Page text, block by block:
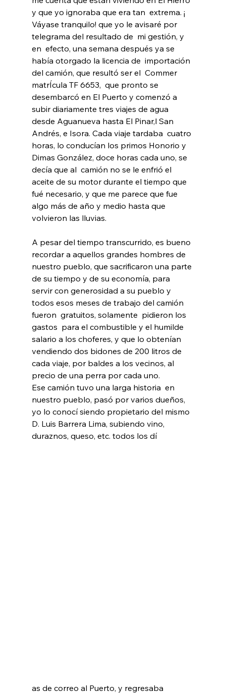
y que yo ignoraba que era tan  extrema. ¡
Váyase tranquilo! que yo le avisaré por
telegrama del resultado de  mi gestión, y
en  efecto, una semana después ya se
había otorgado la licencia de  importación
del camión, que resultó ser el  Commer
matrÍcula TF 6653,  que pronto se
desembarcó en El Puerto y comenzó a
subir diariamente tres viajes de agua
desde Aguanueva hasta El Pinar,l San
Andrés, e Isora. Cada viaje tardaba  cuatro
horas, lo conducían los primos Honorio y
Dimas González, doce horas cada uno, se
decía que al  camión no se le enfrió el
aceite de su motor durante el tiempo que
fué necesario, y que me parece que fue
algo más de año y medio hasta que
volvieron las lluvias.
A pesar del tiempo transcurrido, es bueno
recordar a aquellos grandes hombres de
nuestro pueblo, que sacrificaron una parte
de su tiempo y de su economía, para
servir con generosidad a su pueblo y
todos esos meses de trabajo del camión
fueron  gratuitos, solamente  pidieron los
gastos  para el combustible y el humilde
salario a los choferes, y que lo obtenían
vendiendo dos bidones de 200 litros de
cada viaje, por baldes a los vecinos, al
precio de una perra por cada uno.
Ese camión tuvo una larga historia  en
nuestro pueblo, pasó por varios dueños,
yo lo conocí siendo propietario del mismo
D. Luis Barrera Lima, subiendo vino,
duraznos, queso, etc. todos los dí
as de correo al Puerto, y regresaba